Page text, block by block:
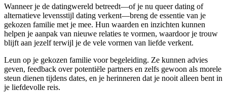
Wanneer je de datingwereld betreedt—of je nu queer dating of
alternatieve levensstijl dating verkent—breng de essentie van je
gekozen familie met je mee. Hun waarden en inzichten kunnen
helpen je aanpak van nieuwe relaties te vormen, waardoor je trouw
blijft aan jezelf terwijl je de vele vormen van liefde verkent.
Leun op je gekozen familie voor begeleiding. Ze kunnen advies
geven, feedback over potentiële partners en zelfs gewoon als morele
steun dienen tijdens dates, en je herinneren dat je nooit alleen bent in
je liefdevolle reis.